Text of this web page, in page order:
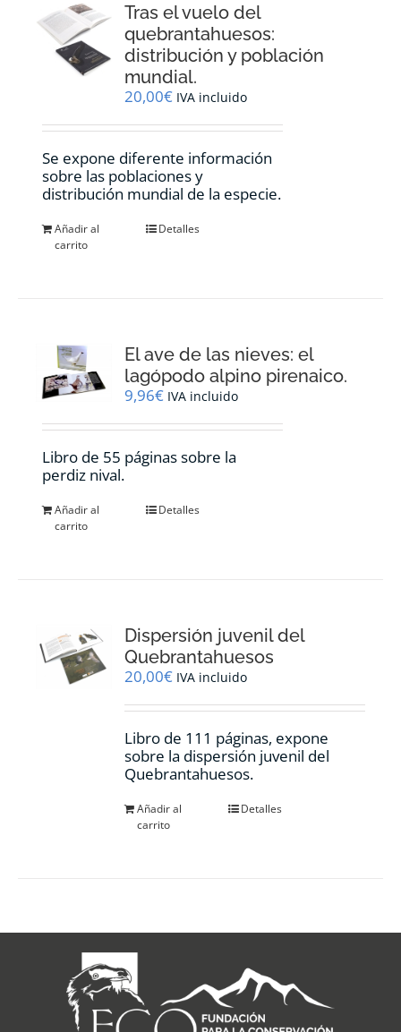
Tras el vuelo del
quebrantahuesos:
distribución y población
mundial.
20,00€ IVA incluido
Se expone diferente información
sobre las poblaciones y
distribución mundial de la especie.
Añadir al
carrito
Detalles
El ave de las nieves: el
lagópodo alpino pirenaico.
9,96€ IVA incluido
Libro de 55 páginas sobre la
perdiz nival.
Añadir al
carrito
Detalles
Dispersión juvenil del
Quebrantahuesos
20,00€ IVA incluido
Libro de 111 páginas, expone
sobre la dispersión juvenil del
Quebrantahuesos.
Añadir al
carrito
Detalles